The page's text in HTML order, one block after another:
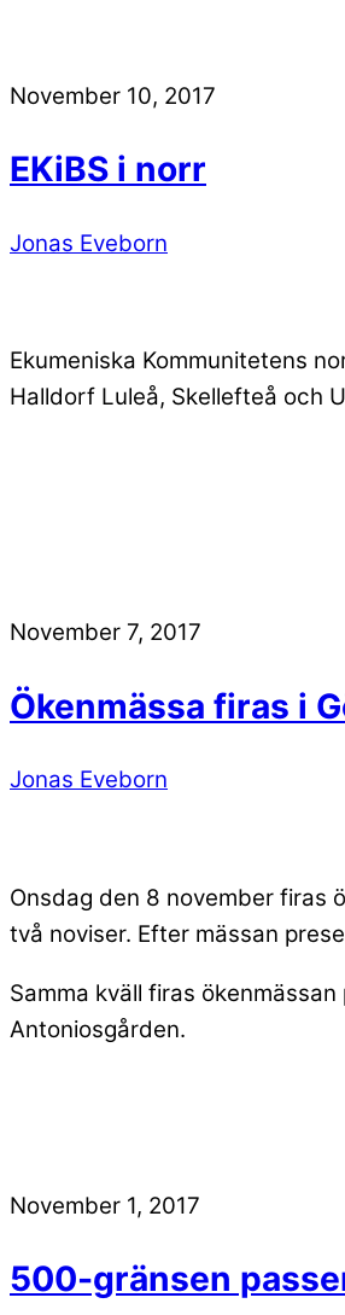
November 10, 2017
EKiBS i norr
Jonas Eveborn
Ekumeniska Kommunitetens
Halldorf Luleå, Skellefteå och
November 7, 2017
Ökenmässa firas i
Jonas Eveborn
Onsdag den 8 november firas
två noviser. Efter mässan
Samma kväll firas
Antoniosgården.
November 1, 2017
500-gränsen